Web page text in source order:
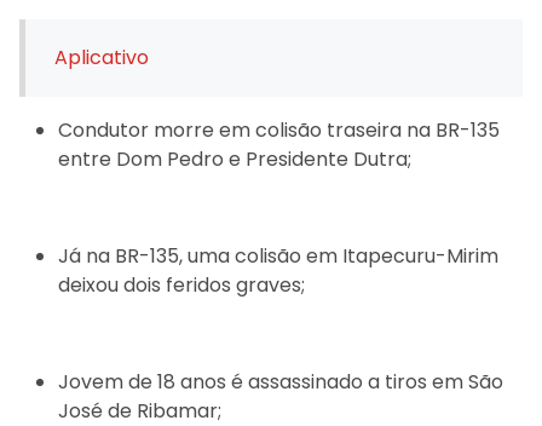
Aplicativo
Condutor morre em colisão traseira na BR-135
entre Dom Pedro e Presidente Dutra;
Já na BR-135, uma colisão em Itapecuru-Mirim
deixou dois feridos graves;
Jovem de 18 anos é assassinado a tiros em São
José de Ribamar;